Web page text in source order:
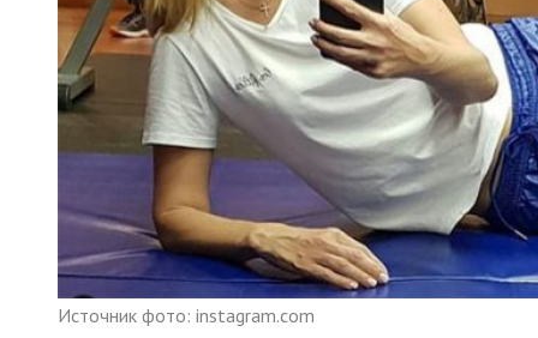
Источник фото: instagram.com